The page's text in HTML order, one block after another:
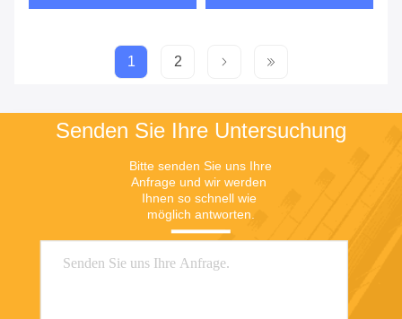
1 2
Senden Sie Ihre Untersuchung
Bitte senden Sie uns Ihre
Anfrage und wir werden
Ihnen so schnell wie
möglich antworten.